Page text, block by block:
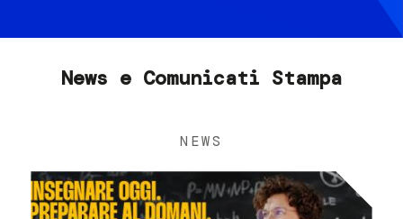
News e Comunicati Stampa
NEWS